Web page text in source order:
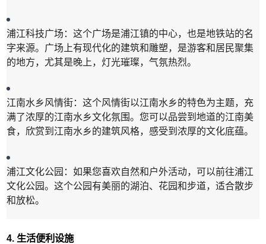
浦江科技广场：这个广场是浦江镇的中心，也是地铁站的名
字来源。广场上有现代化的建筑和雕塑，是游客和居民聚集
的地方，尤其是晚上，灯光璀璨，气氛热烈。
江南水乡风情街：这个风情街以江南水乡的特色为主题，充
满了浓厚的江南水乡文化氛围。您可以品尝到地道的江南美
食，欣赏到江南水乡的建筑风格，感受到浓厚的文化底蕴。
浦江文化公园：如果您喜欢自然和户外活动，可以前往浦江
文化公园。这个公园有美丽的湖泊、花园和步道，适合散步
和放松。
4. 生活便利设施